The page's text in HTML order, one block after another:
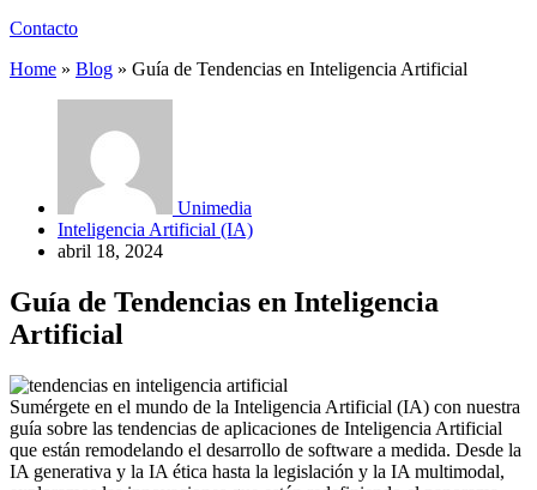
Contacto
Home » Blog » Guía de Tendencias en Inteligencia Artificial
Unimedia
Inteligencia Artificial (IA)
abril 18, 2024
Guía de Tendencias en Inteligencia
Artificial
Sumérgete en el mundo de la Inteligencia Artificial (IA) con nuestra
guía sobre las tendencias de aplicaciones de Inteligencia Artificial
que están remodelando el desarrollo de software a medida. Desde la
IA generativa y la IA ética hasta la legislación y la IA multimodal,